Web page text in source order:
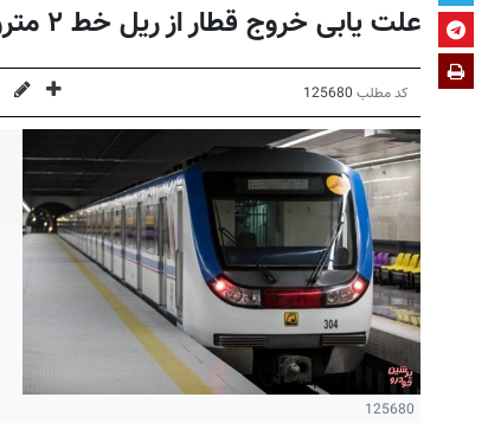
علت یابی خروج قطار از ریل خط ۲ مترو
کد مطلب 125680
125680